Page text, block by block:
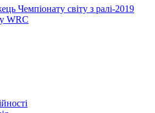
Чемпіонату світу з ралі-2019
WRC